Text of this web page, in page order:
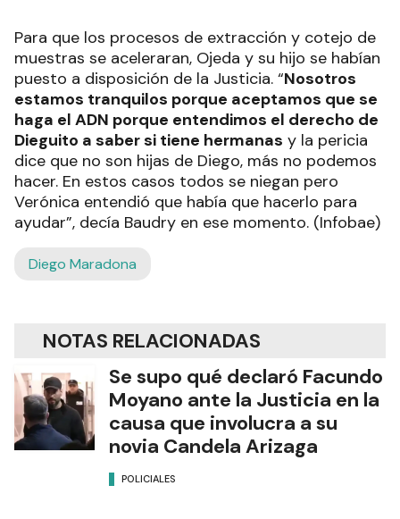
Para que los procesos de extracción y cotejo de
muestras se aceleraran, Ojeda y su hijo se habían
puesto a disposición de la Justicia. “Nosotros
estamos tranquilos porque aceptamos que se
haga el ADN porque entendimos el derecho de
Dieguito a saber si tiene hermanas y la pericia
dice que no son hijas de Diego, más no podemos
hacer. En estos casos todos se niegan pero
Verónica entendió que había que hacerlo para
ayudar”, decía Baudry en ese momento. (Infobae)
Diego Maradona
NOTAS RELACIONADAS
Se supo qué declaró Facundo
Moyano ante la Justicia en la
causa que involucra a su
novia Candela Arizaga
POLICIALES